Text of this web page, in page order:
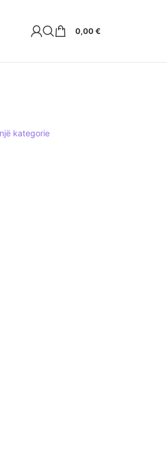
0,00€
kategorie